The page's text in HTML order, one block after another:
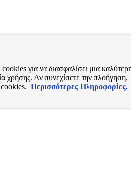
για να διασφαλίσει μια
χρήσης. Αν συνεχίσετε την πλοήγηση,
Περισσότερες Πληροφορίες.